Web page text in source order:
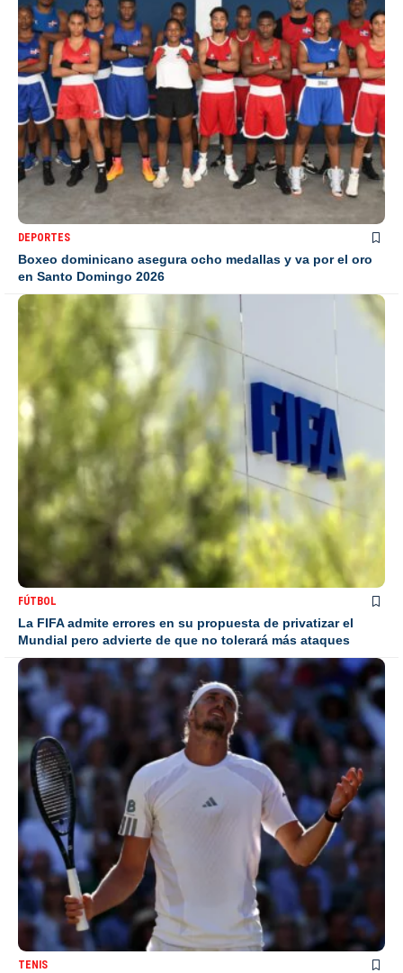
DEPORTES
Boxeo dominicano asegura ocho medallas y va por el oro
en Santo Domingo 2026
FÚTBOL
La FIFA admite errores en su propuesta de privatizar el
Mundial pero advierte de que no tolerará más ataques
TENIS